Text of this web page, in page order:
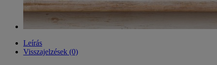
Leírás
Visszajelzések (0)